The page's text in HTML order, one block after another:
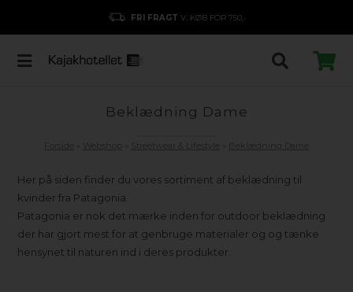
FRI FRAGT V. KØB FOR 750,-
Beklædning Dame
Her på siden finder du vores sortiment af beklædning til
kvinder fra Patagonia.
Patagonia er nok det mærke inden for outdoor beklædning
der har gjort mest for at genbruge materialer og og tænke
hensynet til naturen ind i deres produkter.